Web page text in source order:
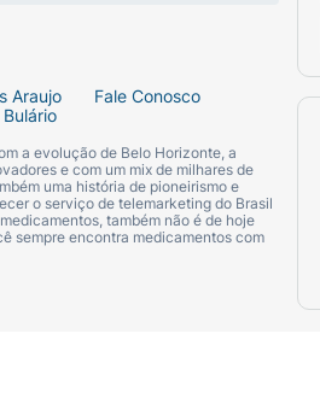
Araujo
Fale Conosco
Bulário
a evolução de Belo Horizonte, a
e com um mix de milhares de
uma história de pioneirismo e
o serviço de telemarketing do Brasil
também não é de hoje
sempre encontra medicamentos com